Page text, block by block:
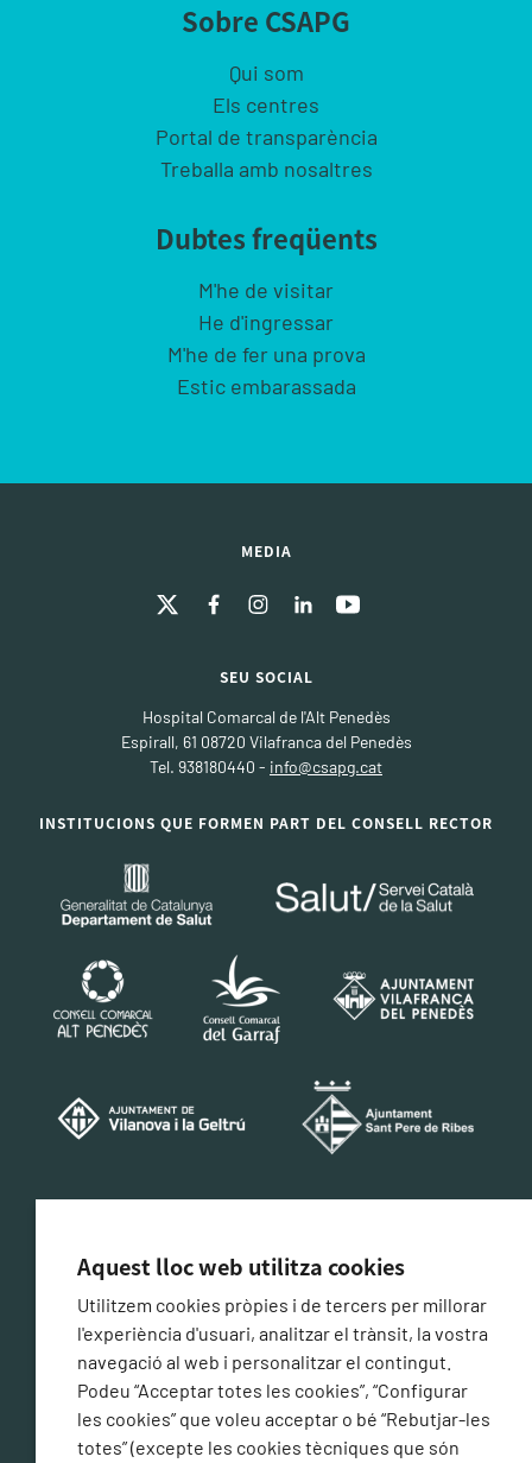
Sobre CSAPG
Qui som
Els centres
Portal de transparència
Treballa amb nosaltres
Dubtes freqüents
M'he de visitar
He d'ingressar
M'he de fer una prova
Estic embarassada
MEDIA
SEU SOCIAL
Hospital Comarcal de l'Alt Penedès
Espirall, 61 08720 Vilafranca del Penedès
Tel. 938180440 - info@csapg.cat
INSTITUCIONS QUE FORMEN PART DEL CONSELL RECTOR
Aquest lloc web utilitza cookies
Utilitzem cookies pròpies i de tercers per millorar
l'experiència d'usuari, analitzar el trànsit, la vostra
navegació al web i personalitzar el contingut.
Podeu “Acceptar totes les cookies”, “Configurar
les cookies” que voleu acceptar o bé “Rebutjar-les
totes” (excepte les cookies tècniques que són